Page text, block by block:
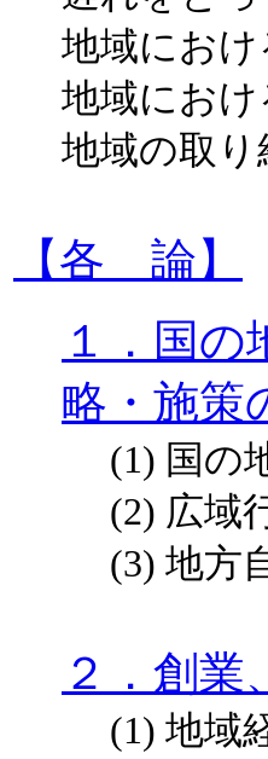
地域にお
地域にお
地域の取
【各 論】
１．国
略・施策
(1) 国の
(2) 広域
(3) 地方
２．創業
(1) 地域